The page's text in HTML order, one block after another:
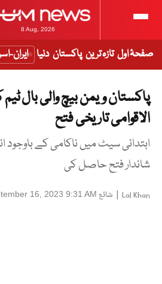
8 Aug, 2026
صفحۂ اول تازہ ترین پاکستان دنیا ایران-
پاکستان ویمن بیچ والی بال
الاقوامی تاریخی فتح
شاندار فتح حاصل کی
Lal Khan
| شائع 16, 2023 9:31 AM